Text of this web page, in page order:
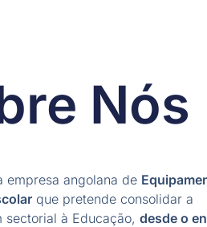
Nós
empresa angolana de
que pretende consolidar a
sectorial à Educação,desde o